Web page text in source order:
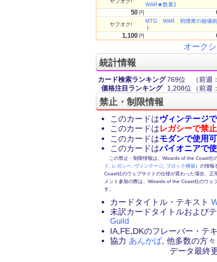
WAR★数量2
50 円
ヤフオク!
MTG WAR 戦慄衆の秘儀
ト
1,100 円
オーク
統計情報
カード検索ランキング 769位
（前週
価格注目ランキング
1,208位 （前週
禁止・制限情報
このカードはヴィンテージ
このカードはレガシーで禁止
このカードはモダンで使用
このカードはパイオニアで
この禁止・制限情報は、Wizards of the Coast社
ド
レガシー ヴィンテージ ブロック構築）の情報
Coast社のウェブサイトの仕様が変わった場合、
メント参加の際は、Wizards of the Coast社のウェ
す。
カードタイトル・テキスト
未訳カードタイトルおよび
Guild
IA,FE,DKのフレーバー・テ
協力 あんかば, 他多数の方々
データ最終